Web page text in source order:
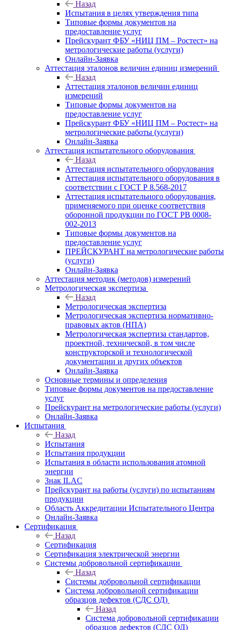
Назад
Испытания в целях утверждения типа
Типовые формы документов на
предоставление услуг
Прейскурант ФБУ «НИЦ ПМ – Ростест» на
метрологические работы (услуги)
Онлайн-Заявка
Аттестация эталонов величин единиц измерений
Назад
Аттестация эталонов величин единиц
измерений
Типовые формы документов на
предоставление услуг
Прейскурант ФБУ «НИЦ ПМ – Ростест» на
метрологические работы (услуги)
Онлайн-Заявка
Аттестация испытательного оборудования
Назад
Аттестация испытательного оборудования
Аттестация испытательного оборудования в
соответствии с ГОСТ Р 8.568-2017
Аттестация испытательного оборудования,
применяемого при оценке соответствия
оборонной продукции по ГОСТ РВ 0008-
002-2013
Типовые формы документов на
предоставление услуг
ПРЕЙСКУРАНТ на метрологические работы
(услуги)
Онлайн-Заявка
Аттестация методик (методов) измерений
Метрологическая экспертиза
Назад
Метрологическая экспертиза
Метрологическая экспертиза нормативно-
правовых актов (НПА)
Метрологическая экспертиза стандартов,
проектной, технической, в том числе
конструкторской и технологической
документации и других объектов
Онлайн-Заявка
Основные термины и определения
Типовые формы документов на предоставление
услуг
Прейскурант на метрологические работы (услуги)
Онлайн-Заявка
Испытания
Назад
Испытания
Испытания продукции
Испытания в области использования атомной
энергии
Знак ILAC
Прейскурант на работы (услуги) по испытаниям
продукции
Область Аккредитации Испытательного Центра
Онлайн-Заявка
Сертификация
Назад
Сертификация
Сертификация электрической энергии
Системы добровольной сертификации
Назад
Системы добровольной сертификации
Система добровольной сертификации
образцов дефектов (СДС ОД)
Назад
Система добровольной сертификации
образцов дефектов (СДС ОД)